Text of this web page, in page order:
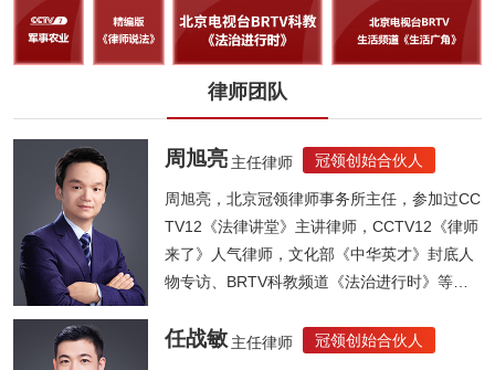
律师团队
周旭亮 主任律师 冠领创始合伙人
周旭亮，北京冠领律师事务所主任，参加过CC
TV12《法律讲堂》主讲律师，CCTV12《律师
来了》人气律师，文化部《中华英才》封底人
物专访、BRTV科教频道《法治进行时》等节
任战敏 主任律师 冠领创始合伙人